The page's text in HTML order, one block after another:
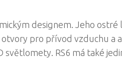
designem. Jeho ostré
pro přívod vzduchu a
RS6 má také